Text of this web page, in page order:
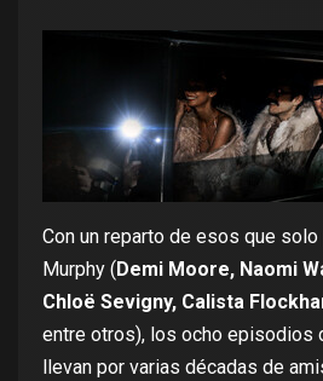
Con un reparto de esos que
Murphy (Demi Moore, Naomi
Chloë Sevigny, Calista
entre otros), los ocho episodios
llevan por varias décadas de